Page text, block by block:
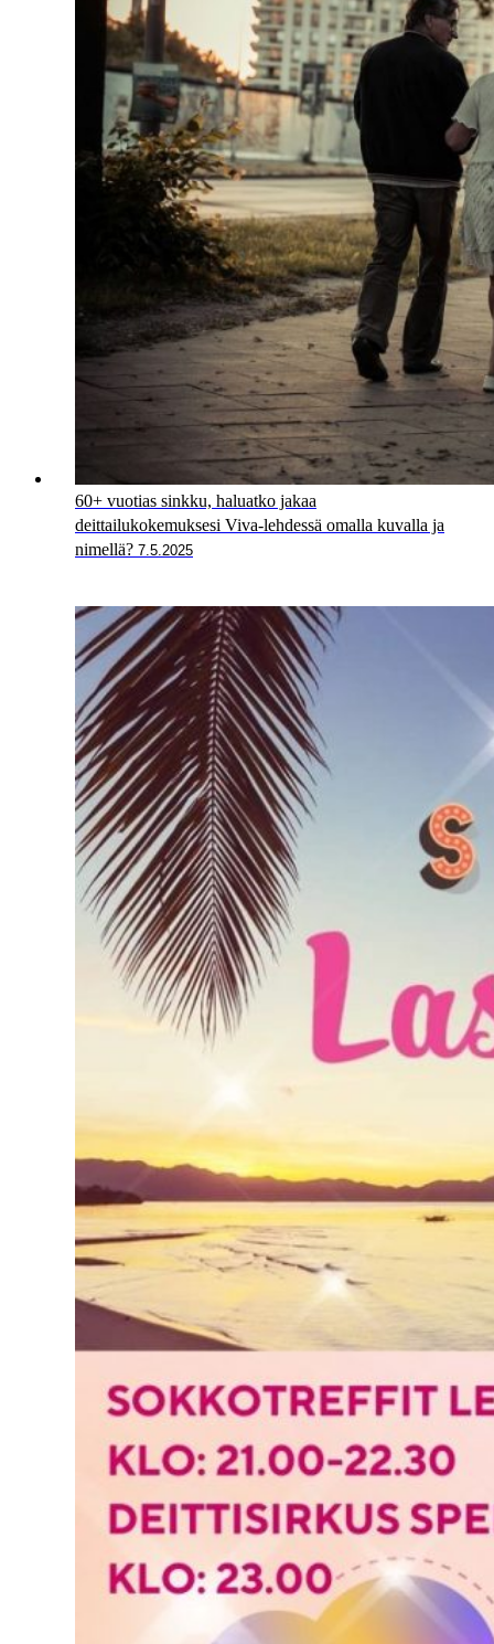
60+ vuotias sinkku, haluatko jakaa
deittailukokemuksesi Viva-lehdessä omalla kuvalla ja
nimellä? 7.5.2025